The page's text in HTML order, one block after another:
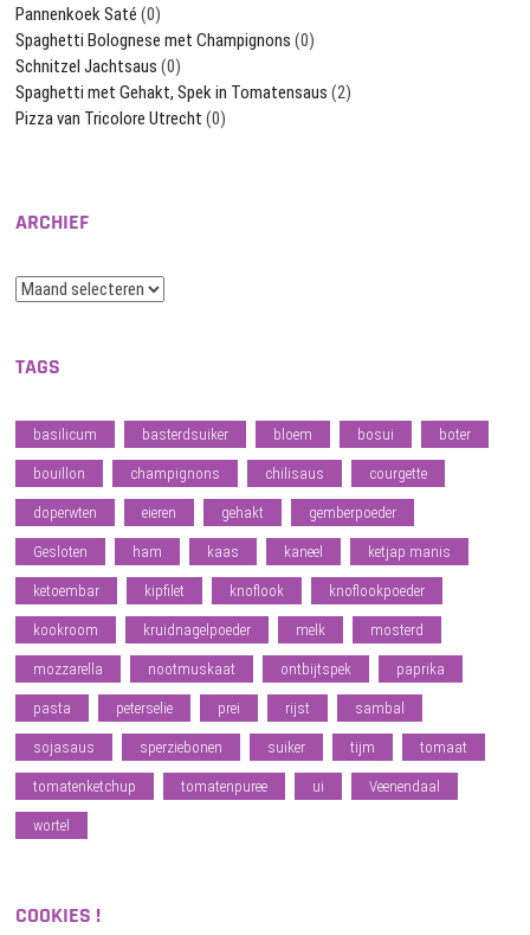
Pannenkoek Saté (0)
Spaghetti Bolognese met Champignons (0)
Schnitzel Jachtsaus (0)
Spaghetti met Gehakt, Spek in Tomatensaus (2)
Pizza van Tricolore Utrecht (0)
ARCHIEF
Archief
TAGS
basilicum basterdsuiker bloem bosui boter
bouillon champignons chilisaus courgette
doperwten eieren gehakt gemberpoeder
Gesloten ham kaas kaneel ketjap manis
ketoembar kipfilet knoflook knoflookpoeder
kookroom kruidnagelpoeder melk mosterd
mozzarella nootmuskaat ontbijtspek paprika
pasta peterselie prei rijst sambal
sojasaus sperziebonen suiker tijm tomaat
tomatenketchup tomatenpuree ui Veenendaal
wortel
COOKIES !